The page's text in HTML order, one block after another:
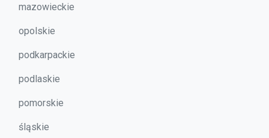
mazowieckie
opolskie
podkarpackie
podlaskie
pomorskie
śląskie